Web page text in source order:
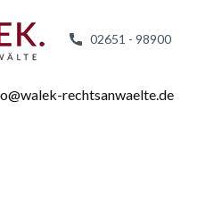
02651 - 98900
rechtsanwaelte.de